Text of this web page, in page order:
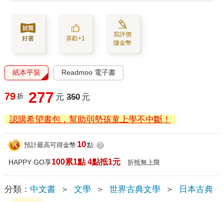
好書 喜歡+1
寫評價
賺金幣
紙本平裝 Readmoo 電子書
79 折 277 元 350 元
認購希望書包，幫助弱勢孩童上學不中斷！
預計最高可得金幣 10點 ?
HAPPY GO享100累1點 4點抵1元 折抵無上限
分類： 中文書 ＞ 文學 ＞ 世界古典文學 ＞ 日本古典